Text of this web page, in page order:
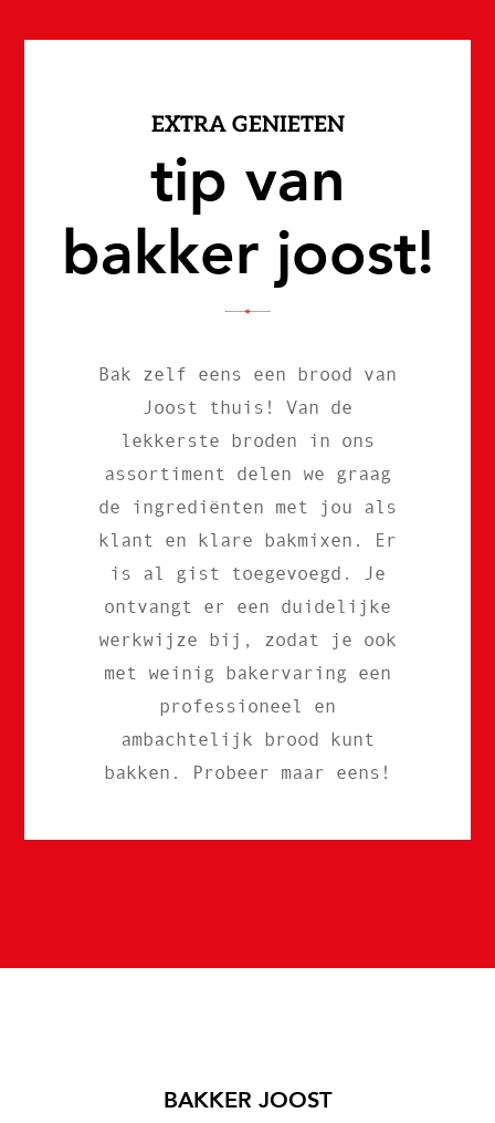
EXTRA GENIETEN
tip van
bakker joost!
Bak zelf eens een brood van
Joost thuis! Van de
lekkerste broden in ons
assortiment delen we graag
de ingrediënten met jou als
klant en klare bakmixen. Er
is al gist toegevoegd. Je
ontvangt er een duidelijke
werkwijze bij, zodat je ook
met weinig bakervaring een
professioneel en
ambachtelijk brood kunt
bakken. Probeer maar eens!
BAKKER JOOST